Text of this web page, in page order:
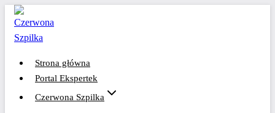
Przejdź
treści
Strona główna
Portal Ekspertek
Czerwona Szpilka